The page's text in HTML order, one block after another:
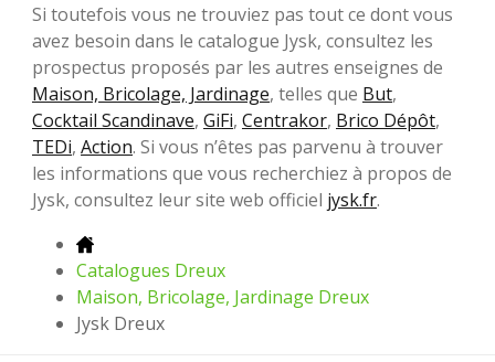
Si toutefois vous ne trouviez pas tout ce dont vous
avez besoin dans le catalogue Jysk, consultez les
prospectus proposés par les autres enseignes de
Maison, Bricolage, Jardinage, telles que But,
Cocktail Scandinave, GiFi, Centrakor, Brico Dépôt,
TEDi, Action. Si vous n’êtes pas parvenu à trouver
les informations que vous recherchiez à propos de
Jysk, consultez leur site web officiel jysk.fr.
Catalogues Dreux
Maison, Bricolage, Jardinage Dreux
Jysk Dreux